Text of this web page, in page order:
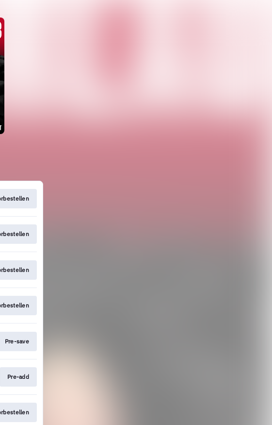
Pre-save
Pre-add